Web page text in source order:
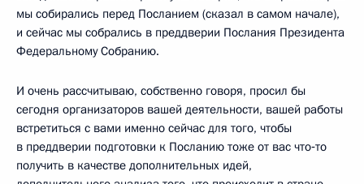
мы собирались перед Посланием (сказал в самом начале),
и сейчас мы собрались в преддверии Послания Президента
Федеральному Собранию.
И очень рассчитываю, собственно говоря, просил бы
сегодня организаторов вашей деятельности, вашей работы
встретиться с вами именно сейчас для того, чтобы
в преддверии подготовки к Посланию тоже от вас что‑то
получить в качестве дополнительных идей,